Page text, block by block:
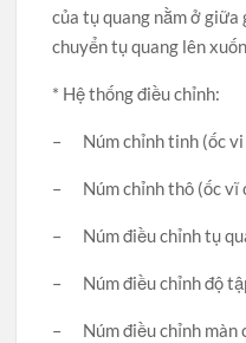
của tụ quang nằm ở
chuyển tụ quang lên
* Hệ thống điều chỉnh:
– Núm chỉnh tinh (ốc vi
– Núm chỉnh thô (ốc vĩ
– Núm điều chỉnh tụ
– Núm điều chỉnh độ
– Núm điều chỉnh màn